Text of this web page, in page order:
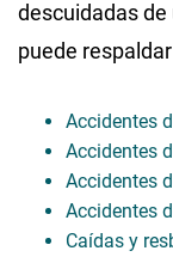
descuidadas
puede
Accidentes
Accidentes
Accidentes
Accidentes
Caídas y